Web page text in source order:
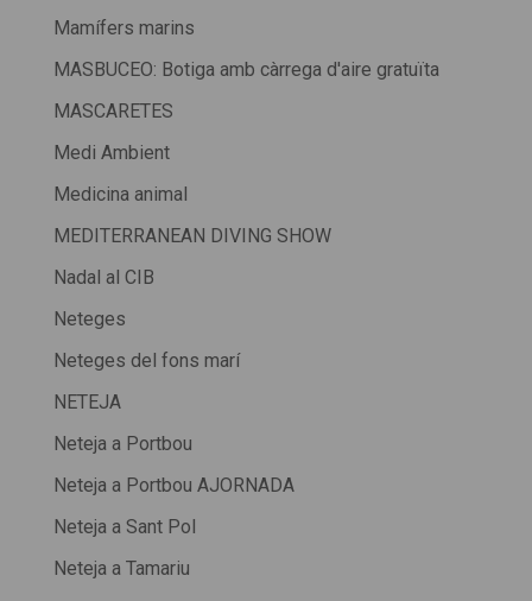
Mamífers marins
MASBUCEO: Botiga amb càrrega d'aire gratuïta
MASCARETES
Medi Ambient
Medicina animal
MEDITERRANEAN DIVING SHOW
Nadal al CIB
Neteges
Neteges del fons marí
NETEJA
Neteja a Portbou
Neteja a Portbou AJORNADA
Neteja a Sant Pol
Neteja a Tamariu